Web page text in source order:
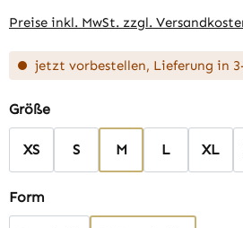
Preise inkl. MwSt. zzgl.
jetzt vorbestellen, Lieferung in
Größeauswählen
XS S M L XL
Formauswählen